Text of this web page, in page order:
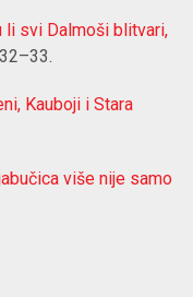
li svi Dalmoši blitvari,
Kauboji i Stara
više nije samo